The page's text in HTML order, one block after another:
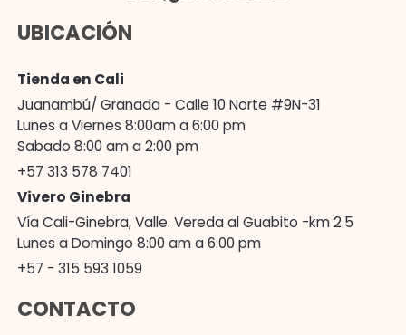
UBICACIÓN
Tienda en Cali
Juanambú/ Granada - Calle 10 Norte #9N-31
Lunes a Viernes 8:00am a 6:00 pm
Sabado 8:00 am a 2:00 pm
+57 313 578 7401
Vivero Ginebra
Vía Cali-Ginebra, Valle. Vereda al Guabito -km 2.5
Lunes a Domingo 8:00 am a 6:00 pm
+57 - 315 593 1059
CONTACTO